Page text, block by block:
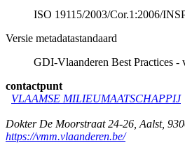
ISO 19115/2003/Cor.1:2006/
Versie metadatastandaard
GDI-Vlaanderen Best Practices -
contactpunt
VLAAMSE MILIEUMAATSCHAPPIJ
Dokter De Moorstraat 24-26 Aalst,
https://vmm.vlaanderen.be/